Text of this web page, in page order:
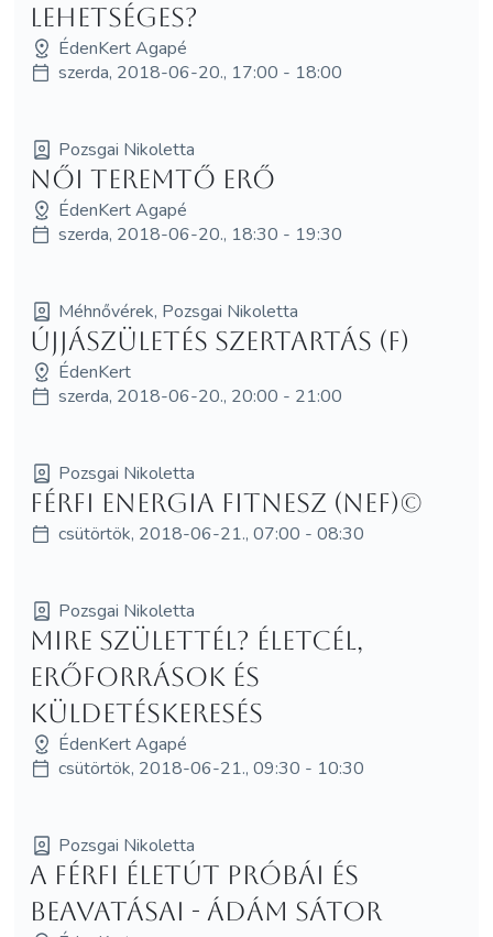
Lehetséges?
ÉdenKert Agapé
szerda, 2018-06-20., 17:00 - 18:00
Pozsgai Nikoletta
Női Teremtő Erő
ÉdenKert Agapé
szerda, 2018-06-20., 18:30 - 19:30
Méhnővérek, Pozsgai Nikoletta
Újjászületés szertartás (F)
ÉdenKert
szerda, 2018-06-20., 20:00 - 21:00
Pozsgai Nikoletta
Férfi Energia Fitnesz (NEF)©
csütörtök, 2018-06-21., 07:00 - 08:30
Pozsgai Nikoletta
Mire születtél? Életcél,
erőforrások és
küldetéskeresés
ÉdenKert Agapé
csütörtök, 2018-06-21., 09:30 - 10:30
Pozsgai Nikoletta
A Férfi életút próbái és
beavatásai - Ádám Sátor